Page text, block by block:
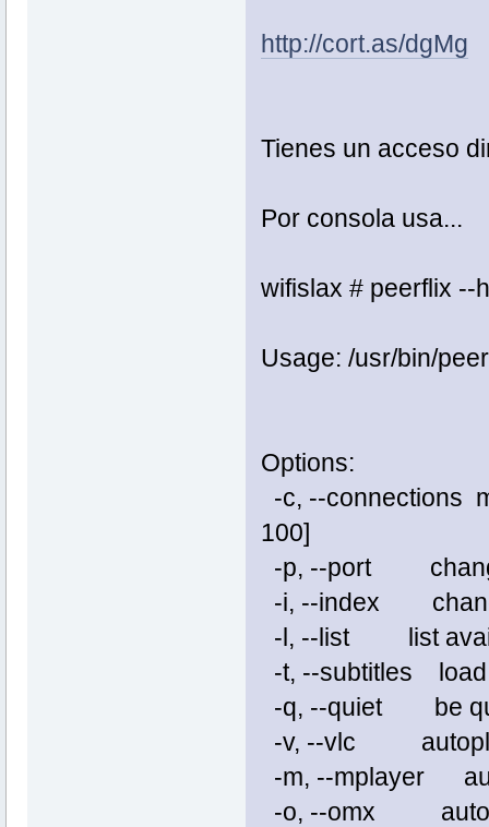
http://cort.as/dgMg
Tienes un acceso
Por consola usa...
wifislax # peerflix --
Usage: /usr/bin/
Options:
-c, --
100]
-p, --port
-i, --index
-l, --list list
-t, --
-q, --
-v, --vlc
-m, --
-o, --omx